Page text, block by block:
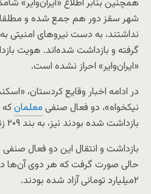
شهر سقز دور هم جمع شده و
نداشتند، به دست نیروهای
گرفته و بازداشت شده‌اند. هویت
«ایران‌وایر» احراز نشده است.
در ادامه اخبار وقایع کردستان،
نیکخواه»، دو فعال صنفی معلمان
بازداشت شده بودند نیز، به بند ۲۰۹ زندان اوین منتقل شده‌اند.
حالی صورت گرفت که هر دوی آن‌ها در
۲میلیارد تومانی آزاد شده بودند.